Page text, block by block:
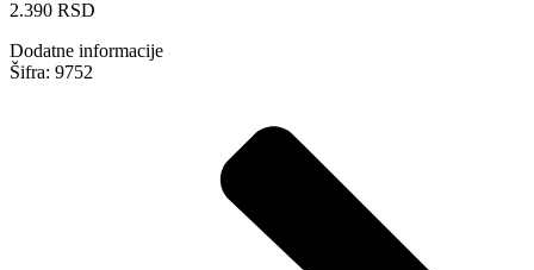
2.390 RSD
Dodatne informacije
Šifra: 9752